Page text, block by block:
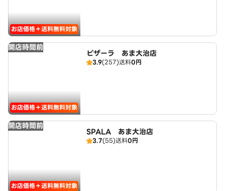
お店価格＋送料無料対象
開店時間前
お店価格＋送料無料対象
ピザーラ あま大治店
3.9(257)送料0円
開店時間前
お店価格＋送料無料対象
SPALA あま大治店
3.7(55)送料0円